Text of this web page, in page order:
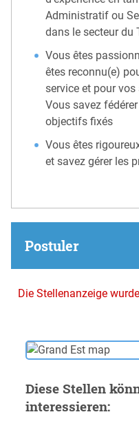
Administratif ou
dans le secteur du
Vous êtes
êtes reconnu(e)
service et pour
Vous savez
objectifs fixés
Vous êtes
et savez gérer les
Postuler
Die Stellenanzeige
Diese Stellen
interessieren: